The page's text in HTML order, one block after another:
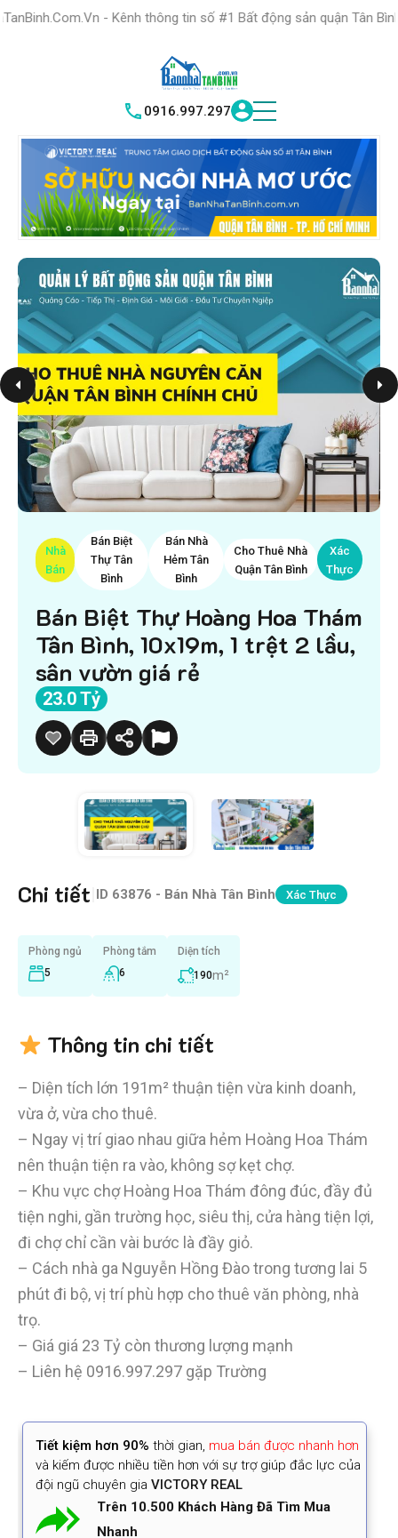
- Kênh thông tin số #1 Bất động sản quận Tân Bình "Nơi bạn
0916.997.297
Nhà
Bán
Bán Biệt
Thự Tân
Bình
Bán Nhà
Hẻm Tân
Bình
Cho Thuê Nhà
Quận Tân Bình
Xác
Thực
Bán Biệt Thự Hoàng Hoa Thám
Tân Bình, 10x19m, 1 trệt 2 lầu,
sân vườn giá rẻ
23.0 Tỷ
Chi tiết ID 63876 - Bán Nhà Tân Bình Xác Thực
Phòng ngủ
5
Phòng tắm
6
Diện tích
190m²
Thông tin chi tiết
– Diện tích lớn 191m² thuận tiện vừa kinh doanh,
vừa ở, vừa cho thuê.
– Ngay vị trí giao nhau giữa hẻm Hoàng Hoa Thám
nên thuận tiện ra vào, không sợ kẹt chợ.
– Khu vực chợ Hoàng Hoa Thám đông đúc, đầy đủ
tiện nghi, gần trường học, siêu thị, cửa hàng tiện lợi,
đi chợ chỉ cần vài bước là đầy giỏ.
– Cách nhà ga Nguyễn Hồng Đào trong tương lai 5
phút đi bộ, vị trí phù hợp cho thuê văn phòng, nhà
trọ.
– Giá giá 23 Tỷ còn thương lượng mạnh
– Liên hệ 0916.997.297 gặp Trường
Tiết kiệm hơn 90% thời gian, mua bán được nhanh hơn
và kiếm được nhiều tiền hơn với sự trợ giúp đắc lực của
đội ngũ chuyên gia VICTORY REAL
Trên 10.500 Khách Hàng Đã Tìm Mua
Nhanh
HỆ THỐNG TRUNG
TÂM GIAO DỊCH BĐS TỐT NHẤT QUẬN
TÂN BÌNHVICTORY REAL TÌM HIỂU NGAY|